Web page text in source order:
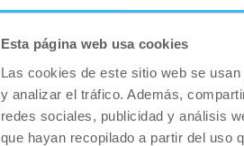
Esta página web usa cookies
Las cookies de este sitio web se
y analizar el tráfico. Además,
redes sociales, publicidad y análisis
que hayan recopilado a partir del uso
moldeado, una cintura
hombre no le gusta ver a
Si vas a empezar a
empezar entrenando tres
asimilando los cambios y